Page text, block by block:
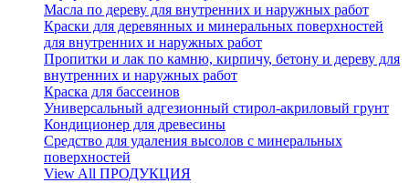
Масла по дереву для внутренних и наружных работ
Краски для деревянных и минеральных поверхностей
для внутренних и наружных работ
Пропитки и лак по камню, кирпичу, бетону и дереву для
внутренних и наружных работ
Краска для бассеинов
Универсальный адгезионный стирол-акриловый грунт
Кондиционер для древесины
Средство для удаления высолов с минеральных
поверхностей
View All ПРОДУКЦИЯ